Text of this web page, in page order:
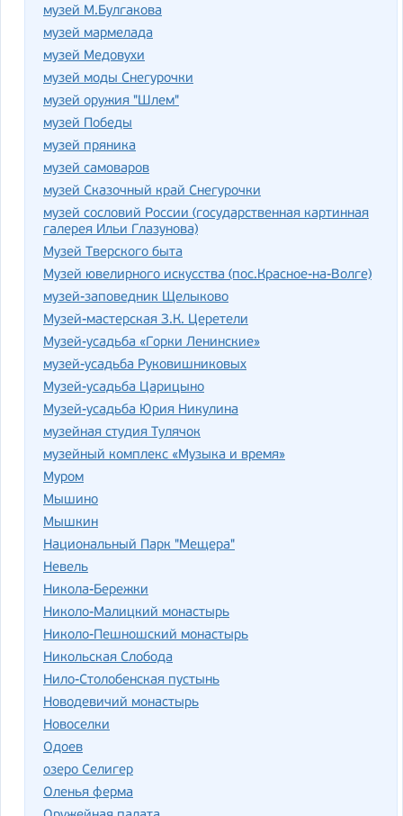
музей М.Булгакова
музей мармелада
музей Медовухи
музей моды Снегурочки
музей оружия "Шлем"
музей Победы
музей пряника
музей самоваров
музей Сказочный край Снегурочки
музей сословий России (государственная картинная
галерея Ильи Глазунова)
Музей Тверского быта
Музей ювелирного искусства (пос.Красное-на-Волге)
музей-заповедник Щелыково
Музей-мастерская З.К. Церетели
Музей-усадьба «Горки Ленинские»
музей-усадьба Руковишниковых
Музей-усадьба Царицыно
Музей-усадьба Юрия Никулина
музейная студия Тулячок
музейный комплекс «Музыка и время»
Муром
Мышино
Мышкин
Национальный Парк "Мещера"
Невель
Никола-Бережки
Николо-Малицкий монастырь
Николо-Пешношский монастырь
Никольская Слобода
Нило-Столобенская пустынь
Новодевичий монастырь
Новоселки
Одоев
озеро Селигер
Оленья ферма